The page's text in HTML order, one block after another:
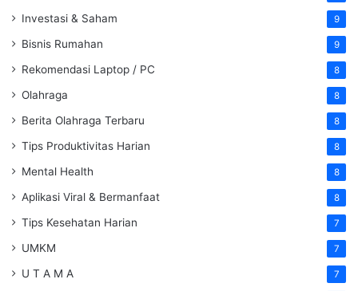
Investasi & Saham 9
Bisnis Rumahan 9
Rekomendasi Laptop / PC 8
Olahraga 8
Berita Olahraga Terbaru 8
Tips Produktivitas Harian 8
Mental Health 8
Aplikasi Viral & Bermanfaat 8
Tips Kesehatan Harian 7
UMKM 7
U T A M A 7